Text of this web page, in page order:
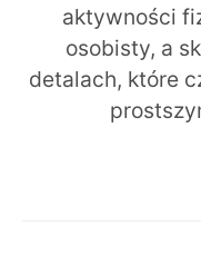
aktywności
osobisty, a
detalach, które